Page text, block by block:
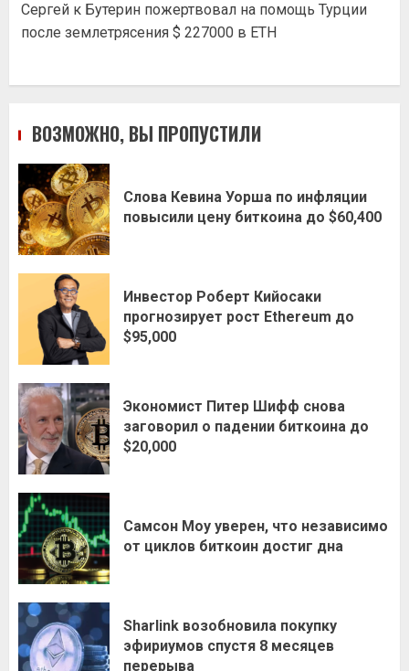
Сергей к Бутерин пожертвовал на помощь Турции
после землетрясения $ 227000 в ETH
ВОЗМОЖНО, ВЫ ПРОПУСТИЛИ
Слова Кевина Уорша по инфляции
повысили цену биткоина до $60,400
Инвестор Роберт Кийосаки
прогнозирует рост Ethereum до
$95,000
Экономист Питер Шифф снова
заговорил о падении биткоина до
$20,000
Самсон Моу уверен, что независимо
от циклов биткоин достиг дна
Sharlink возобновила покупку
эфириумов спустя 8 месяцев
перерыва